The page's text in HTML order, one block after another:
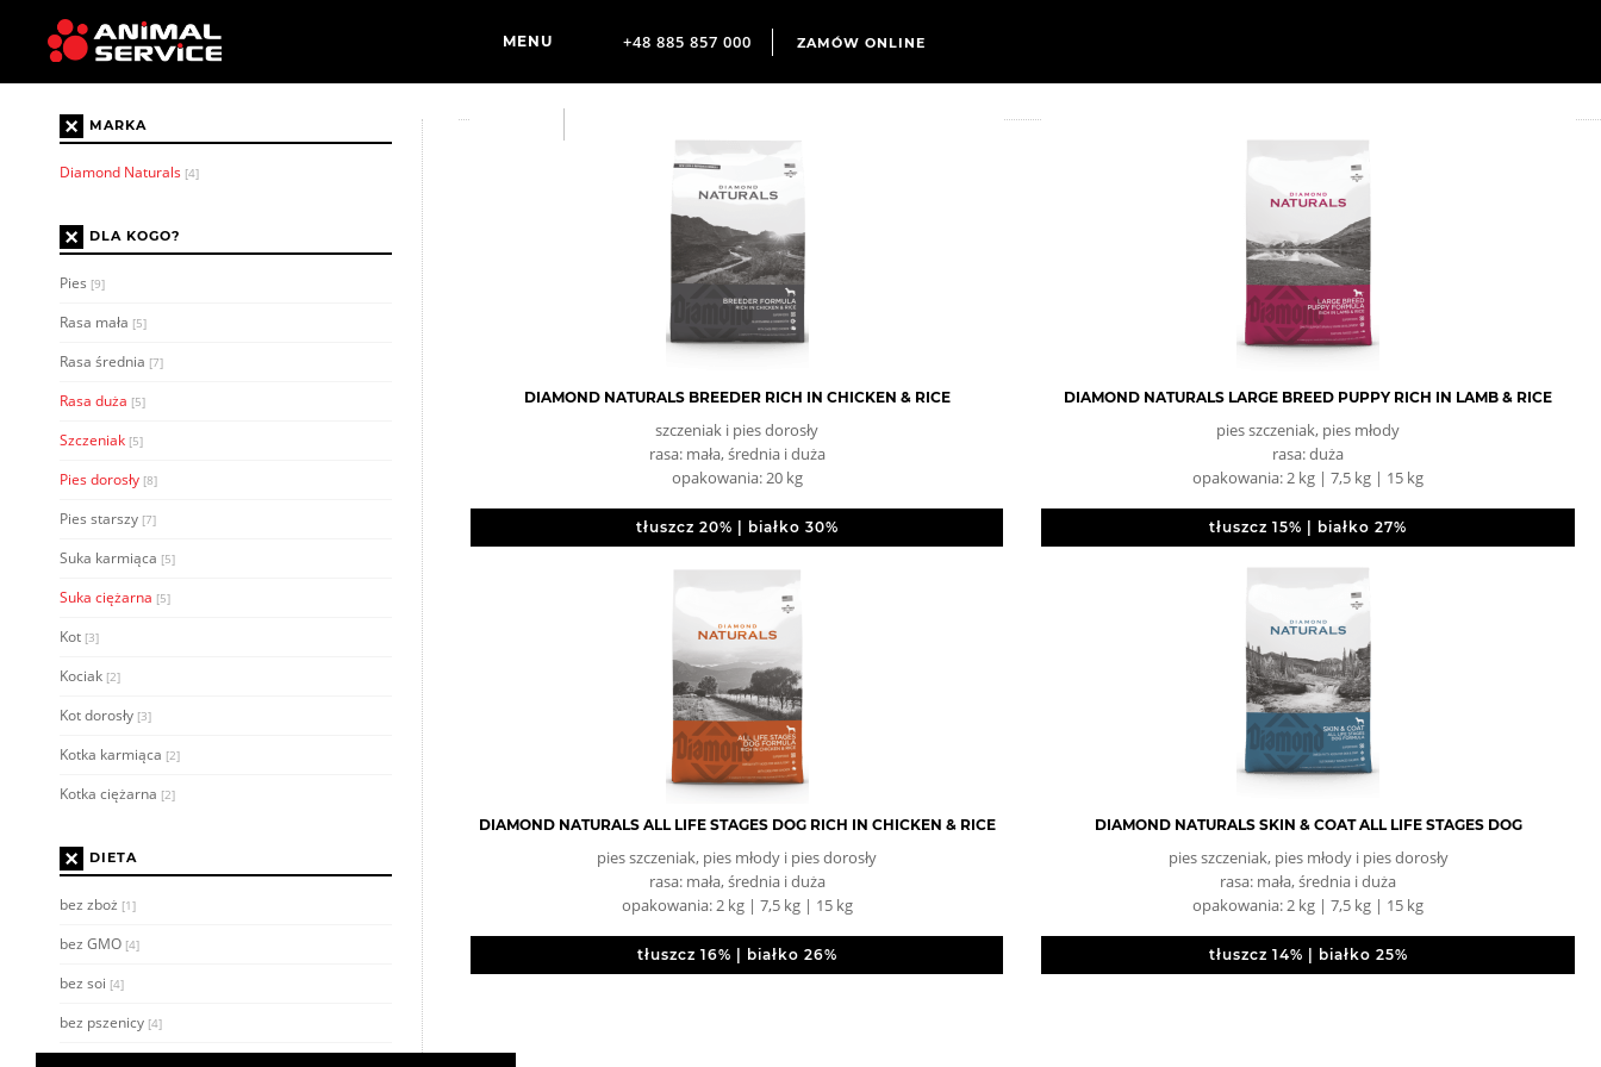
+48 885 857 000 ZAMÓW ONLINE
× MARKA
Diamond Naturals [4]
× DLA KOGO?
Pies [9]
Rasa mała [5]
Rasa średnia [7]
Rasa duża [5]
Szczeniak [5]
Pies dorosły [8]
Pies starszy [7]
Suka karmiąca [5]
Suka ciężarna [5]
Kot [3]
Kociak [2]
Kot dorosły [3]
Kotka karmiąca [2]
Kotka ciężarna [2]
× DIETA
bez zboż [1]
bez GMO [4]
bez soi [4]
bez pszenicy [4]
DIAMOND NATURALS BREEDER RICH IN CHICKEN & RICE
szczeniak i pies dorosły
rasa: mała, średnia i duża
opakowania: 20 kg
tłuszcz 20% | białko 30%
DIAMOND NATURALS LARGE BREED PUPPY RICH IN LAMB & RICE
pies szczeniak, pies młody
rasa: duża
opakowania: 2 kg | 7,5 kg | 15 kg
tłuszcz 15% | białko 27%
DIAMOND NATURALS ALL LIFE STAGES DOG RICH IN CHICKEN & RICE
pies szczeniak, pies młody i pies dorosły
rasa: mała, średnia i duża
opakowania: 2 kg | 7,5 kg | 15 kg
tłuszcz 16% | białko 26%
DIAMOND NATURALS SKIN & COAT ALL LIFE STAGES DOG
pies szczeniak, pies młody i pies dorosły
rasa: mała, średnia i duża
opakowania: 2 kg | 7,5 kg | 15 kg
tłuszcz 14% | białko 25%